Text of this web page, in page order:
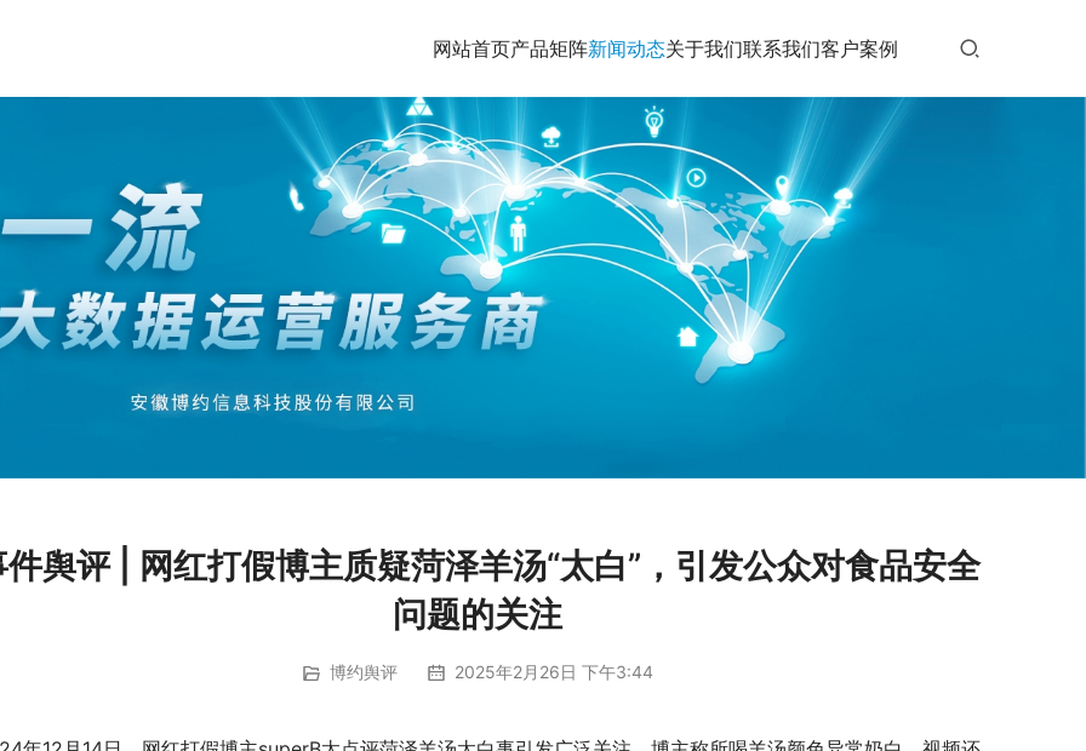
网站首页产品矩阵新闻动态关于我们联系我们客户案例
件舆评 | 网红打假博主质疑菏泽羊汤“太白”，引发公众对食品安全
问题的关注
博约舆评 2025年2月26日 下午3:44